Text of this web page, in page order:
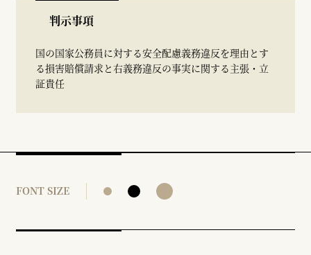
判示事項
国の国家公務員に対する安全配慮義務違反を理由とす
る損害賠償請求と右義務違反の事実に関する主張・立
証貴任
FONT SIZE